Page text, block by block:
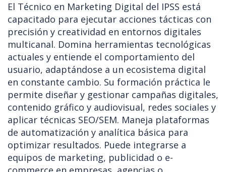
El Técnico en Marketing Digital del IPSS está
capacitado para ejecutar acciones tácticas con
precisión y creatividad en entornos digitales
multicanal. Domina herramientas tecnológicas
actuales y entiende el comportamiento del
usuario, adaptándose a un ecosistema digital
en constante cambio. Su formación práctica le
permite diseñar y gestionar campañas digitales,
contenido gráfico y audiovisual, redes sociales y
aplicar técnicas SEO/SEM. Maneja plataformas
de automatización y analítica básica para
optimizar resultados. Puede integrarse a
equipos de marketing, publicidad o e-